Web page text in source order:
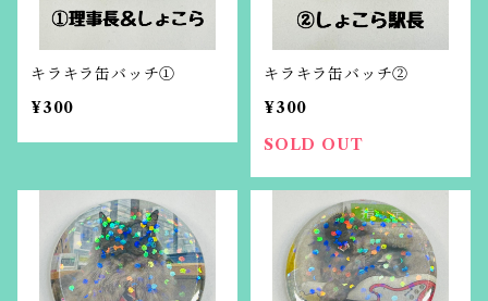
キラキラ缶バッチ①
¥300
キラキラ缶バッチ②
¥300
SOLD OUT